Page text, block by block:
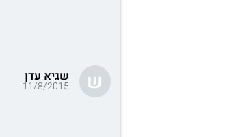
ש שגיא עדן
11/8/2015